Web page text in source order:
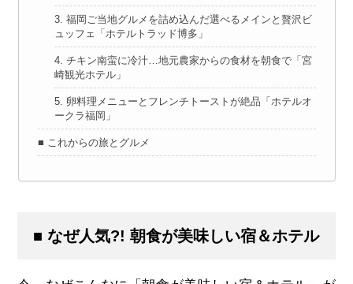
3. 福岡ご当地グルメを詰め込んだ選べるメインと贅沢ビ
ュッフェ「ホテルトラッド博多」
4. チキン南蛮に冷汁…地元農家からの食材を朝食で「宮
崎観光ホテル」
5. 卵料理メニューとフレンチトーストが絶品「ホテルオ
ークラ福岡」
■ これからの旅とグルメ
■ なぜ人気?! 朝食が美味しい宿＆ホテル